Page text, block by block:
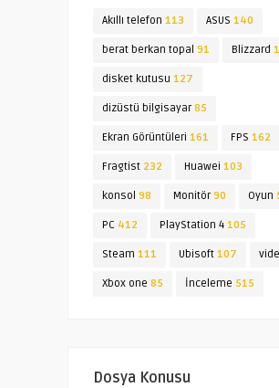
Akıllı telefon 113 ASUS 140
berat berkan topal 91 Blizzard
disket kutusu 127
dizüstü bilgisayar85
Ekran Görüntüleri 161 FPS 162
Fragtist 232 Huawei 103
konsol 98 Monitör90 Oyun
PC 412 PlayStation 4 105
Steam 111 Ubisoft 107
Xbox one 85 İnceleme 515
Dosya Konusu